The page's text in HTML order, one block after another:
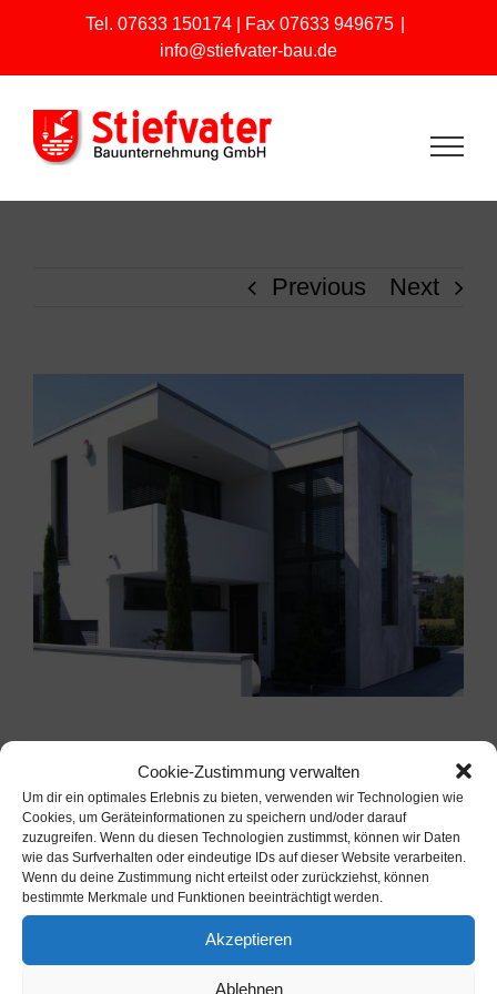
Cookie-Zustimmung verwalten
Um dir ein optimales Erlebnis zu bieten, verwenden wir Technologien wie
Cookies, um Geräteinformationen zu speichern und/oder darauf
zuzugreifen. Wenn du diesen Technologien zustimmst, können wir Daten
wie das Surfverhalten oder eindeutige IDs auf dieser Website verarbeiten.
Wenn du deine Zustimmung nicht erteilst oder zurückziehst, können
bestimmte Merkmale und Funktionen beeinträchtigt werden.
Akzeptieren
Ablehnen
Tel. 07633 150174 | Fax 07633 949675
info@stiefvater-bau.de
Previous Next
Larger
Image
Project Description
Project Details
Kategorien:Hochbau